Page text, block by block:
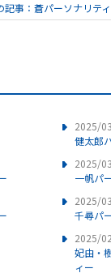
記事：蒼パーソナリテ
2025/
健太郎
2025/
一帆パ
2025/
千尋パ
2025/
妃由・
ィー